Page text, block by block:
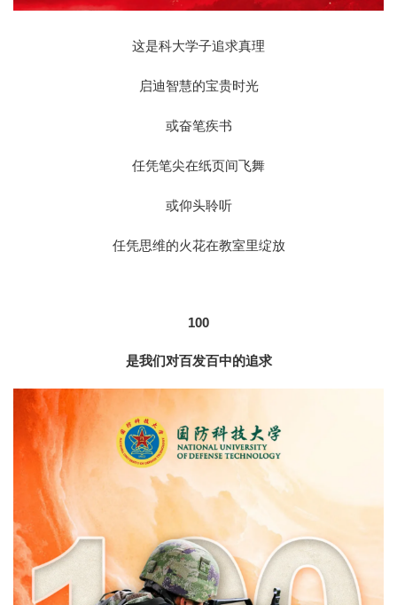
这是科大学子追求真理
启迪智慧的宝贵时光
或奋笔疾书
任凭笔尖在纸页间飞舞
或仰头聆听
任凭思维的火花在教室里绽放
100
是我们对百发百中的追求